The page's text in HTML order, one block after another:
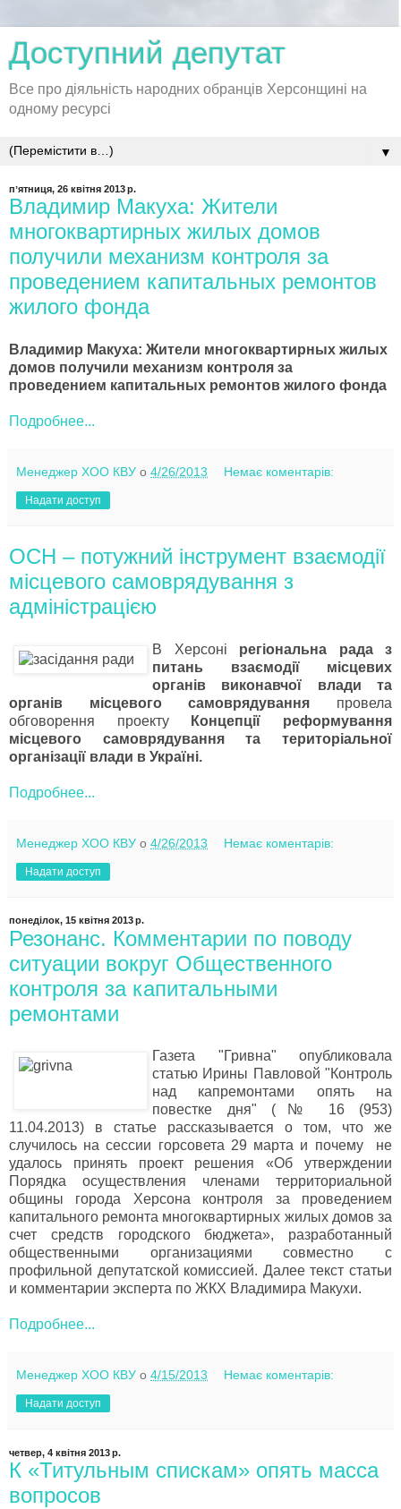
Доступний депутат
Все про діяльність народних обранців Херсонщині на
одному ресурсі
▼
пʼятниця, 26 квітня 2013 р.
Владимир Макуха: Жители
многоквартирных жилых домов
получили механизм контроля за
проведением капитальных ремонтов
жилого фонда
Владимир Макуха: Жители многоквартирных жилых
домов получили механизм контроля за
проведением капитальных ремонтов жилого фонда
Подробнее...
Менеджер ХОО КВУ о 4/26/2013 Немає коментарів:
Надати доступ
ОСН – потужний інструмент взаємодії
місцевого самоврядування з
адміністрацією
В Херсоні регіональна рада з
питань взаємодії місцевих
органів виконавчої влади та
органів місцевого самоврядування провела
обговорення проекту
Концепції реформування
місцевого самоврядування та територіальної
організації влади в Україні.
Подробнее...
Менеджер ХОО КВУ о 4/26/2013 Немає коментарів:
Надати доступ
понеділок, 15 квітня 2013 р.
Резонанс. Комментарии по поводу
ситуации вокруг Общественного
контроля за капитальными
ремонтами
Газета "Гривна" опубликовала
статью Ирины Павловой "Контроль
над капремонтами опять на
повестке дня" (№ 16 (953)
11.04.2013) в статье рассказывается о том, что же
случилось на сессии горсовета 29 марта и почему не
удалось принять проект решения «Об утверждении
Порядка осуществления членами территориальной
общины города Херсона контроля за проведением
капитального ремонта многоквартирных жилых домов за
счет средств городского бюджета», разработанный
общественными организациями совместно с
профильной депутатской комиссией. Далее текст статьи
и комментарии эксперта по ЖКХ Владимира Макухи.
Подробнее...
Менеджер ХОО КВУ о 4/15/2013 Немає коментарів:
Надати доступ
четвер, 4 квітня 2013 р.
К «Титульным спискам» опять масса
вопросов